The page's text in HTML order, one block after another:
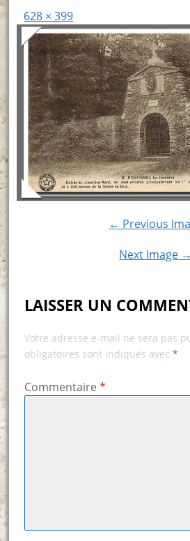
628 × 399
← Previous
Next Image →
LAISSER UN
Votre adresse e-mail ne sera pas
obligatoires sont indiqués avec *
Commentaire *